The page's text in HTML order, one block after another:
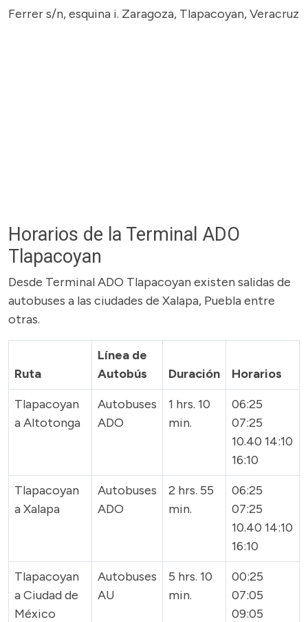
Ferrer s/n, esquina i. Zaragoza, Tlapacoyan, Veracruz
Horarios de la Terminal ADO
Tlapacoyan
Desde Terminal ADO Tlapacoyan existen salidas de
autobuses a las ciudades de Xalapa, Puebla entre
otras.
Ruta
Línea de
Autobús
Duración
Horarios
Tlapacoyan
a Altotonga
Autobuses
ADO
1 hrs. 10
min.
06:25
07:25
10.40 14:10
16:10
Tlapacoyan
a Xalapa
Autobuses
ADO
2 hrs. 55
min.
06:25
07:25
10.40 14:10
16:10
Tlapacoyan
a Ciudad de
México
Autobuses
AU
5 hrs. 10
min.
00:25
07:05
09:05